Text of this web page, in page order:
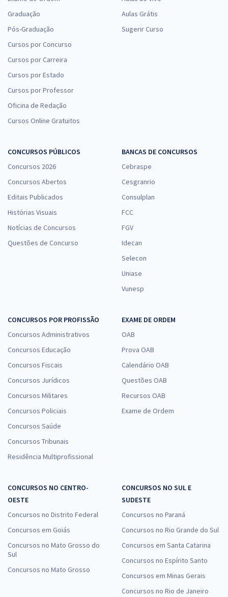
Graduação
Pós-Graduação
Cursos por Concurso
Cursos por Carreira
Cursos por Estado
Cursos por Professor
Oficina de Redação
Cursos Online Gratuitos
Aulas Grátis
Sugerir Curso
CONCURSOS PÚBLICOS
Concursos 2026
Concursos Abertos
Editais Publicados
Histórias Visuais
Notícias de Concursos
Questões de Concurso
BANCAS DE CONCURSOS
Cebraspe
Cesgranrio
Consulplan
FCC
FGV
Idecan
Selecon
Uniase
Vunesp
CONCURSOS POR PROFISSÃO
Concursos Administrativos
Concursos Educação
Concursos Fiscais
Concursos Jurídicos
Concursos Militares
Concursos Policiais
Concursos Saúde
Concursos Tribunais
Residência Multiprofissional
EXAME DE ORDEM
OAB
Prova OAB
Calendário OAB
Questões OAB
Recursos OAB
Exame de Ordem
CONCURSOS NO CENTRO-
OESTE
Concursos no Distrito Federal
Concursos em Goiás
Concursos no Mato Grosso do
Sul
Concursos no Mato Grosso
CONCURSOS NO SUL E
SUDESTE
Concursos no Paraná
Concursos no Rio Grande do Sul
Concursos em Santa Catarina
Concursos no Espírito Santo
Concursos em Minas Gerais
Concursos no Rio de Janeiro